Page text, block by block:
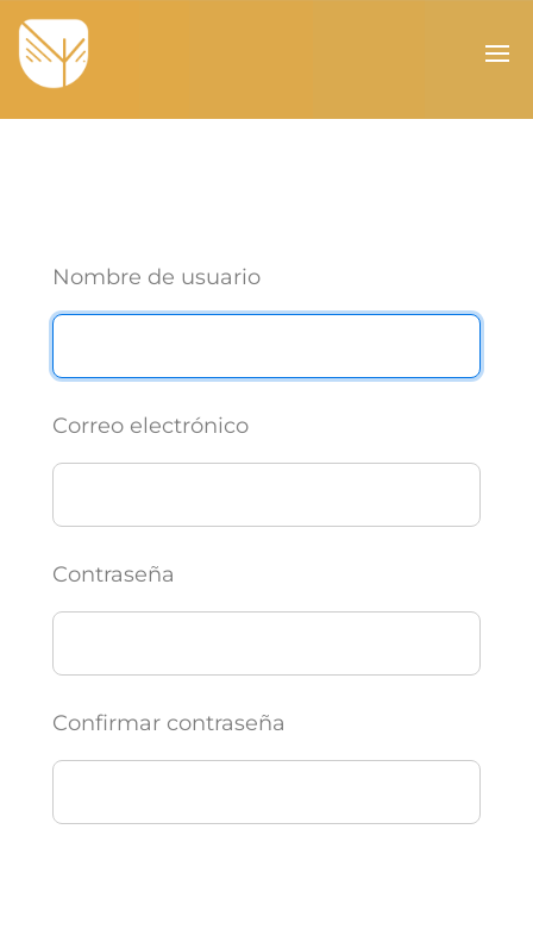
Nombre de usuario
Correo electrónico
Contraseña
Confirmar contraseña